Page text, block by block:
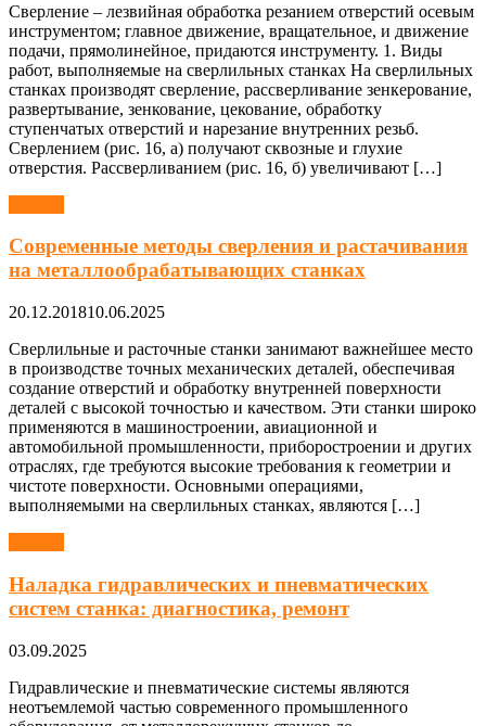
Сверление – лезвийная обработка резанием отверстий осевым
инструментом; главное движение, вращательное, и движение
подачи, прямолинейное, придаются инструменту. 1. Виды
работ, выполняемые на сверлильных станках На сверлильных
станках производят сверление, рассверливание зенкерование,
развертывание, зенкование, цекование, обработку
ступенчатых отверстий и нарезание внутренних резьб.
Сверлением (рис. 16, а) получают сквозные и глухие
отверстия. Рассверливанием (рис. 16, б) увеличивают […]
Современные методы сверления и растачивания
на металлообрабатывающих станках
20.12.201810.06.2025
Сверлильные и расточные станки занимают важнейшее место
в производстве точных механических деталей, обеспечивая
создание отверстий и обработку внутренней поверхности
деталей с высокой точностью и качеством. Эти станки широко
применяются в машиностроении, авиационной и
автомобильной промышленности, приборостроении и других
отраслях, где требуются высокие требования к геометрии и
чистоте поверхности. Основными операциями,
выполняемыми на сверлильных станках, являются […]
Наладка гидравлических и пневматических
систем станка: диагностика, ремонт
03.09.2025
Гидравлические и пневматические системы являются
неотъемлемой частью современного промышленного